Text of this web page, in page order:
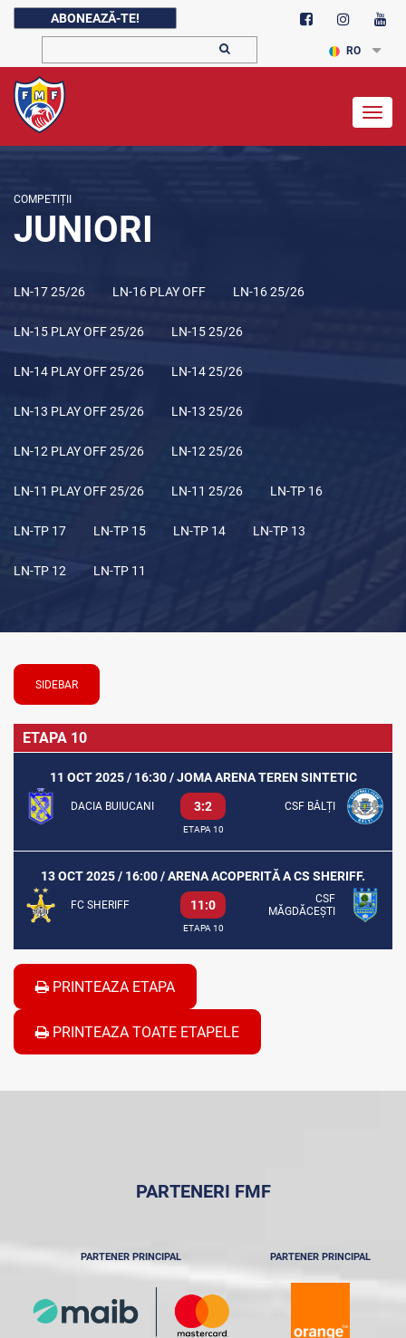
ABONEAZĂ-TE!
RO
COMPETIȚII
JUNIORI
LN-17 25/26 LN-16 PLAY OFF LN-16 25/26
LN-15 PLAY OFF 25/26 LN-15 25/26
LN-14 PLAY OFF 25/26 LN-14 25/26
LN-13 PLAY OFF 25/26 LN-13 25/26
LN-12 PLAY OFF 25/26 LN-12 25/26
LN-11 PLAY OFF 25/26 LN-11 25/26 LN-TP 16
LN-TP 17 LN-TP 15 LN-TP 14 LN-TP 13
LN-TP 12 LN-TP 11
SIDEBAR
ETAPA 10
11 OCT 2025 / 16:30 / JOMA ARENA TEREN SINTETIC
DACIA BUIUCANI 3:2 CSF BĂLȚI
ETAPA 10
13 OCT 2025 / 16:00 / ARENA ACOPERITĂ A CS SHERIFF.
FC SHERIFF 11:0
CSF
MĂGDĂCEȘTI
ETAPA 10
PRINTEAZA ETAPA
PRINTEAZA TOATE ETAPELE
PARTENERI FMF
PARTENER PRINCIPAL PARTENER PRINCIPAL